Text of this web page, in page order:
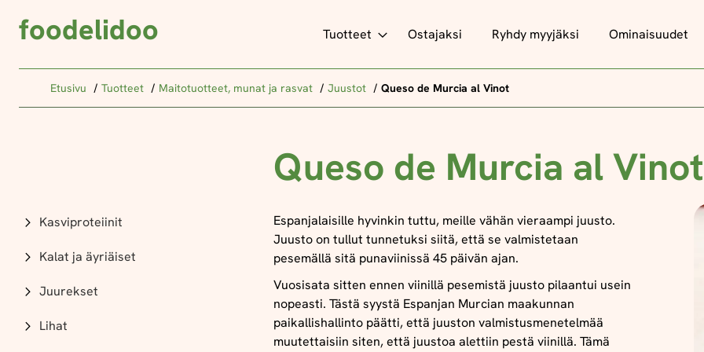
foodelidoo Tuotteet Ostajaksi Ryhdy myyjäksi Ominaisuudet
Etusivu Tuotteet Maitotuotteet, munat ja rasvat Juustot Queso de Murcia al Vinot
Queso de Murcia al Vinot
Espanjalaisille hyvinkin tuttu, meille vähän vieraampi juusto.
Juusto on tullut tunnetuksi siitä, että se valmistetaan
pesemällä sitä punaviinissä 45 päivän ajan.
Vuosisata sitten ennen viinillä pesemistä juusto pilaantui usein
nopeasti. Tästä syystä Espanjan Murcian maakunnan
paikallishallinto päätti, että juuston valmistusmenetelmää
muutettaisiin siten, että juustoa alettiin pestä viinillä. Tämä
Kasviproteiinit
Kalat ja äyriäiset
Juurekset
Lihat